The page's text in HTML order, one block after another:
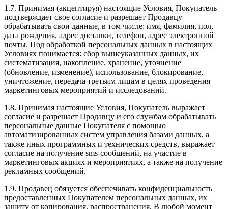
1.7. Принимая (акцептируя) настоящие Условия, Покупатель
подтверждает свое согласие и разрешает Продавцу
обрабатывать свои данные, в том числе: имя, фамилия, пол,
дата рождения, адрес доставки, телефон, адрес электронной
почты. Под обработкой персональных данных в настоящих
Условиях понимается: сбор вышеуказанных данных, их
систематизация, накопление, хранение, уточнение
(обновление, изменение), использование, блокирование,
уничтожение, передача третьим лицам в целях проведения
маркетинговых мероприятий и исследований.
1.8. Принимая настоящие Условия, Покупатель выражает
согласие и разрешает Продавцу и его службам обрабатывать
персональные данные Покупателя с помощью
автоматизированных систем управления базами данных, а
также иных программных и технических средств, выражает
согласие на получение sms-сообщений, на участие в
маркетинговых акциях и мероприятиях, а также на получение
рекламных сообщений.
1.9. Продавец обязуется обеспечивать конфиденциальность
предоставленных Покупателем персональных данных, их
защиту от копирования, распространения. В любой момент